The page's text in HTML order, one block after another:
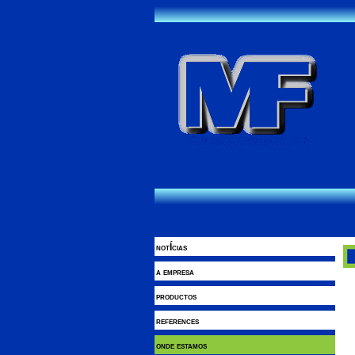
notÍcias
a empresa
productos
references
onde estamos